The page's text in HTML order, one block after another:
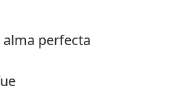
perfecta